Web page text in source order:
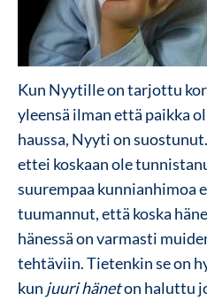
Kun Nyytille on tarjottu
yleensä ilman että paikka
haussa, Nyyti on
ettei koskaan ole
suurempaa kunnianhimoa
tuumannut, että koska
hänessä on varmasti
tehtäviin. Tietenkin se on
kun juuri häneton haluttu